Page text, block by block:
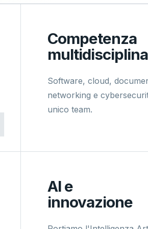
Competenza
Software, cloud,
networking e
unico team.
AI e
innovazione